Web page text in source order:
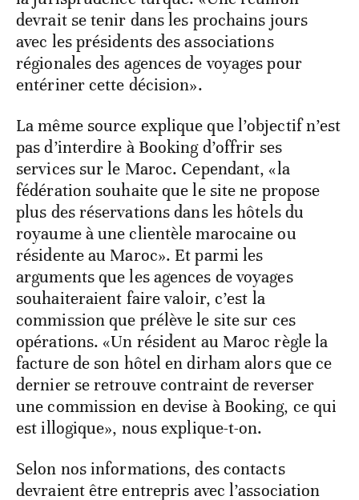
devrait se tenir dans les prochains jours
avec les présidents des associations
régionales des agences de voyages pour
entériner cette décision».
La même source explique que l’objectif n’est
pas d’interdire à Booking d’offrir ses
services sur le Maroc. Cependant, «la
fédération souhaite que le site ne propose
plus des réservations dans les hôtels du
royaume à une clientèle marocaine ou
résidente au Maroc». Et parmi les
arguments que les agences de voyages
souhaiteraient faire valoir, c’est la
commission que prélève le site sur ces
opérations. «Un résident au Maroc règle la
facture de son hôtel en dirham alors que ce
dernier se retrouve contraint de reverser
une commission en devise à Booking, ce qui
est illogique», nous explique-t-on.
Selon nos informations, des contacts
devraient être entrepris avec l’association